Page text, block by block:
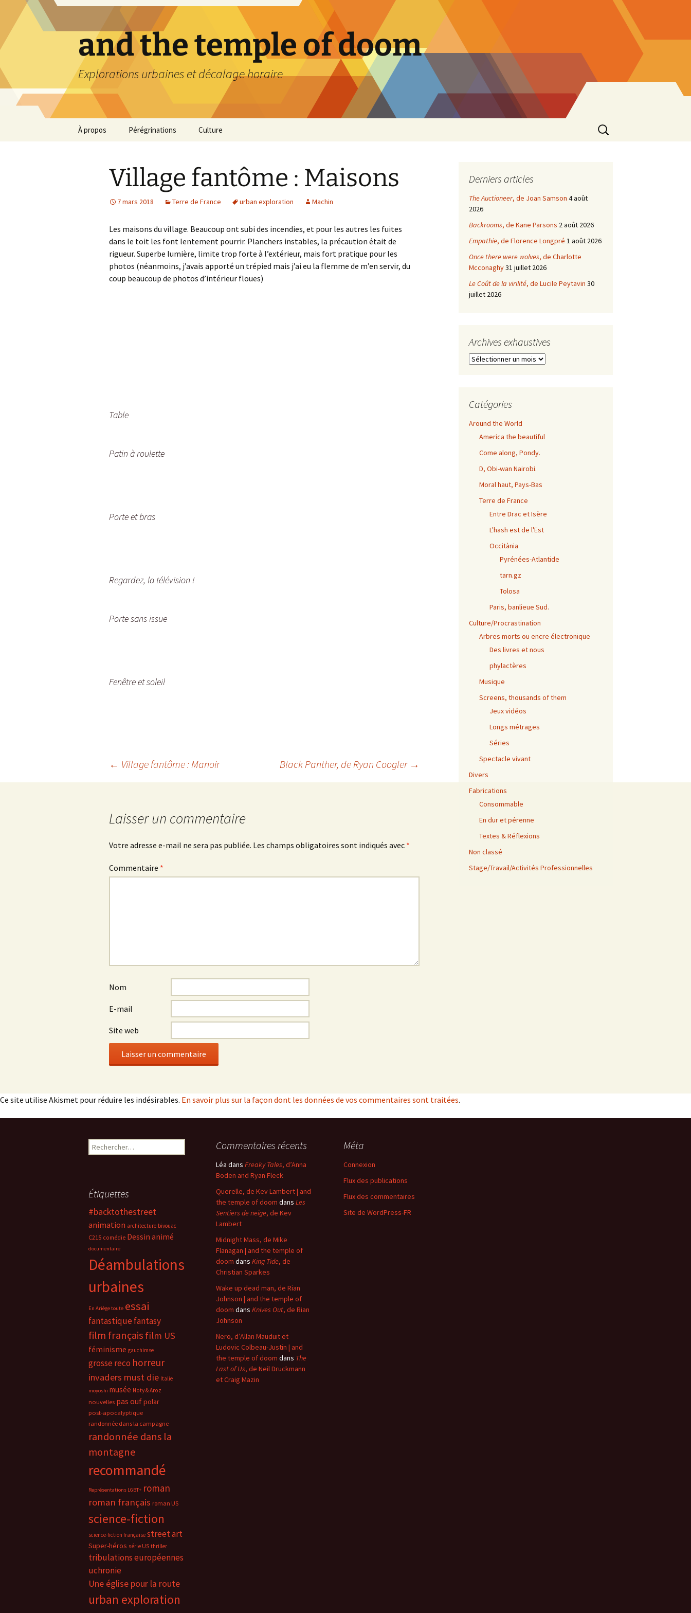
contenu
and the temple of doom
Explorations urbaines et décalage horaire
À propos Pérégrinations Culture
Rechercher :
Village fantôme : Maisons
7 mars 2018 Terre de France urban exploration Machin
Les maisons du village. Beaucoup ont subi des incendies, et pour les autres les fuites
dans le toit les font lentement pourrir. Planchers instables, la précaution était de
rigueur. Superbe lumière, limite trop forte à l’extérieur, mais fort pratique pour les
photos (néanmoins, j’avais apporté un trépied mais j’ai eu la flemme de m’en servir, du
coup beaucoup de photos d’intérieur floues)
Table
Patin à roulette
Porte et bras
Regardez, la télévision !
Porte sans issue
Fenêtre et soleil
Navigation
← Village fantôme : Manoir Black Panther, de Ryan Coogler →
Laisser un commentaire
Votre adresse e-mail ne sera pas publiée. Les champs obligatoires sont indiqués avec *
Commentaire *
Nom
E-mail
Site web
Ce site utilise Akismet pour réduire les indésirables. En savoir plus sur la façon dont les données de vos commentaires sont traitées.
Derniers articles
The Auctioneer, de Joan Samson 4 août
2026
Backrooms, de Kane Parsons 2 août 2026
Empathie, de Florence Longpré 1 août 2026
Once there were wolves, de Charlotte
Mcconaghy31 juillet 2026
Le Coût de la virilité, de Lucile Peytavin 30
juillet 2026
Archives exhaustives
Archives
Catégories
Around the World
America the beautiful
Come along, Pondy.
D, Obi-wan Nairobi.
Moral haut, Pays-Bas
Terre de France
Entre Drac et Isère
L'hash est de l'Est
Occitània
Pyrénées-Atlantide
tarn.gz
Tolosa
Paris, banlieue Sud.
Culture/Procrastination
Arbres morts ou encre électronique
Des livres et nous
phylactères
Musique
Screens, thousands of them
Jeux vidéos
Longs métrages
Séries
Spectacle vivant
Divers
Fabrications
Consommable
En dur et pérenne
Textes & Réflexions
Non classé
Stage/Travail/Activités Professionnelles
Rechercher : Commentaires récents
Léa dans Freaky Tales, d’Anna
Boden and Ryan Fleck
Querelle, de Kev Lambert | and
the temple of doom dans Les
Sentiers de neige, de Kev
Lambert
Midnight Mass, de Mike
Flanagan | and the temple of
doom dans King Tide, de
Christian Sparkes
Wake up dead man, de Rian
Johnson | and the temple of
doom dans Knives Out, de Rian
Johnson
Nero, d’Allan Mauduit et
Ludovic Colbeau-Justin | and
the temple of doom dans The
Last of Us, de Neil Druckmann
et Craig Mazin
Méta
Connexion
Flux des publications
Flux des commentaires
Site de WordPress-FR
Étiquettes
#backtothestreet
animation architecture bivouac
C215 comédie Dessin animé
documentaire
Déambulations
urbaines
En Ariège toute essai
fantastiquefantasy
film français film US
féminisme gauchimse
grosse reco horreur
invaders must die Italie
moyoshi musée Noty & Aroz
nouvelles pas oufpolar
post-apocalyptique
randonnée dans la campagne
randonnée dans la
montagne
recommandé
Représentations LGBT+ roman
roman français roman US
science-fiction
science-fiction française street art
Super-héros série US thriller
tribulations européennes
uchronie
Une église pour la route
urban exploration